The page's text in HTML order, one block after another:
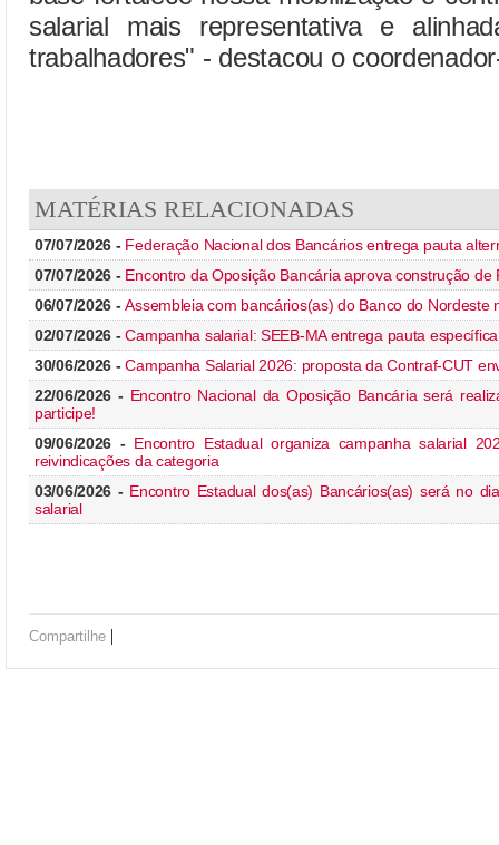
salarial mais representativa e
trabalhadores" - destacou o
MATÉRIAS RELACIONADAS
07/07/2026 - Federação Nacional dos Bancários entrega pauta
07/07/2026 - Encontro da Oposição Bancária aprova construção
06/07/2026 -Assembleia com bancários(as) do Banco do Nordeste
02/07/2026 -Campanha salarial: SEEB-MA entrega pauta
30/06/2026 -Campanha Salarial 2026: proposta da Contraf-CUT
22/06/2026 - Encontro Nacional da Oposição Bancária será
participe!
09/06/2026 - Encontro Estadual organiza campanha salarial
reivindicações da categoria
03/06/2026 - Encontro Estadual dos(as) Bancários(as) será no
salarial
Compartilhe |